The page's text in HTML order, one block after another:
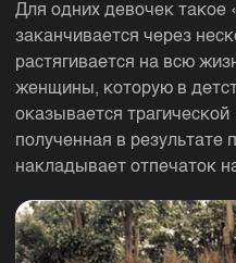
Для одних девочек такое
заканчивается через
растягивается на всю
женщины, которую в
оказывается
полученная в результате
накладывает отпечаток